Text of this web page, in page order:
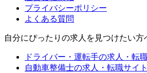
プライバシーポリシー
よくある質問
自分にぴったりの求人を見つけたい方
ドライバー・運転手の求人・転
自動車整備士の求人・転職サイト